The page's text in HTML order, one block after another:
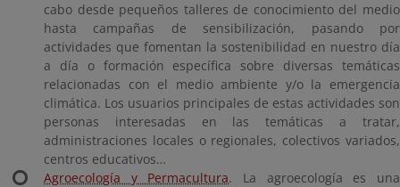
cabo desde pequeños talleres de conocimiento del medio
hasta campañas de sensibilización, pasando por
actividades que fomentan la sostenibilidad en nuestro día
a día o formación específica sobre diversas temáticas
relacionadas con el medio ambiente y/o la emergencia
climática. Los usuarios principales de estas actividades son
personas interesadas en las temáticas a tratar,
administraciones locales o regionales, colectivos variados,
centros educativos…
Agroecología y Permacultura. La agroecología es una